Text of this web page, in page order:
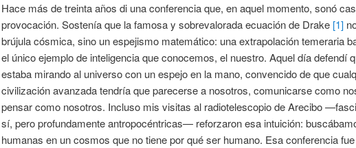
Hace más de treinta años di una conferencia que, en aquel momento, sonó
provocación. Sostenía que la famosa y sobrevalorada ecuación de Drake [1]
brújula cósmica, sino un espejismo matemático: una extrapolación temeraria
el único ejemplo de inteligencia que conocemos, el nuestro. Aquel día defendí
estaba mirando al universo con un espejo en la mano, convencido de que
civilización avanzada tendría que parecerse a nosotros, comunicarse como
pensar como nosotros. Incluso mis visitas al radiotelescopio de Arecibo
sí, pero profundamente antropocéntricas— reforzaron esa intuición:
humanas en un cosmos que no tiene por qué ser humano. Esa conferencia